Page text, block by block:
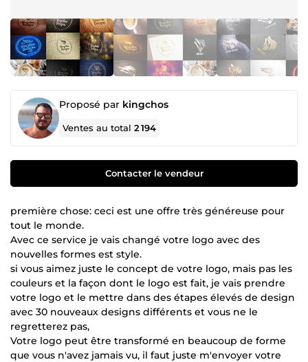
Proposé par kingchos
Ventes au total2 194
Contacter le vendeur
première chose: ceci est une offre très généreuse pour
tout le monde.
Avec ce service je vais changé votre logo avec des
nouvelles formes est style.
si vous aimez juste le concept de votre logo, mais pas les
couleurs et la façon dont le logo est fait, je vais prendre
votre logo et le mettre dans des étapes élevés de design
avec 30 nouveaux designs différents et vous ne le
regretterez pas,
Votre logo peut être transformé en beaucoup de forme
que vous n'avez jamais vu, il faut juste m'envoyer votre